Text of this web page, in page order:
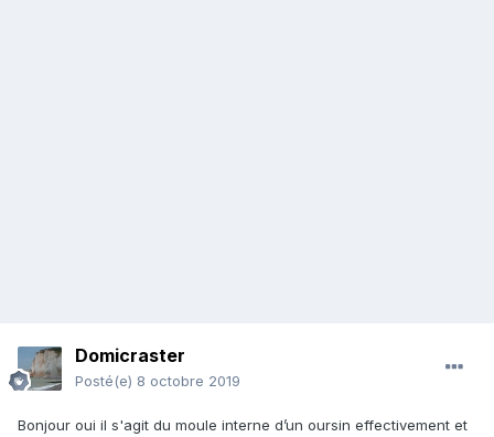
Domicraster
Posté(e) 8 octobre 2019
Bonjour oui il s'agit du moule interne d’un oursin effectivement et